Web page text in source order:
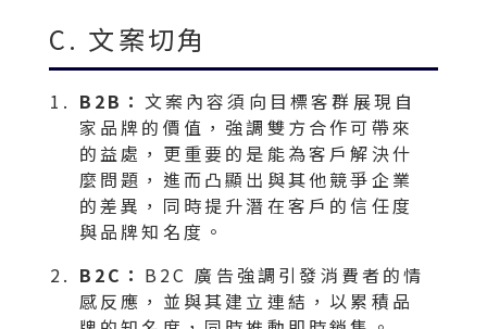
C. 文案切角
B2B： 文案內容須向目標客群展現自
家品牌的價值，強調雙方合作可帶來
的益處，更重要的是能為客戶解決什
麼問題，進而凸顯出與其他競爭企業
的差異，同時提升潛在客戶的信任度
與品牌知名度。
B2C： B2C 廣告強調引發消費者的情
感反應，並與其建立連結，以累積品